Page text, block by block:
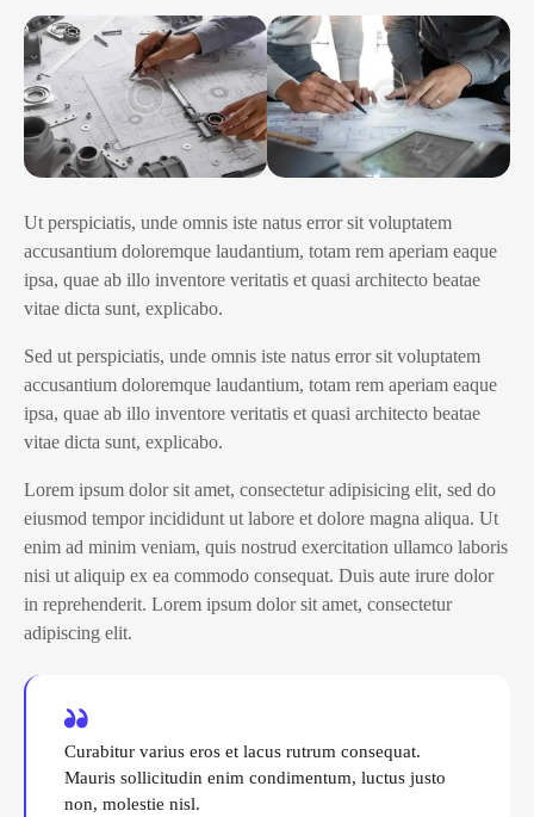
Ut perspiciatis, unde omnis iste natus error sit voluptatem
accusantium doloremque laudantium, totam rem aperiam eaque
ipsa, quae ab illo inventore veritatis et quasi architecto beatae
vitae dicta sunt, explicabo.
Sed ut perspiciatis, unde omnis iste natus error sit voluptatem
accusantium doloremque laudantium, totam rem aperiam eaque
ipsa, quae ab illo inventore veritatis et quasi architecto beatae
vitae dicta sunt, explicabo.
Lorem ipsum dolor sit amet, consectetur adipisicing elit, sed do
eiusmod tempor incididunt ut labore et dolore magna aliqua. Ut
enim ad minim veniam, quis nostrud exercitation ullamco laboris
nisi ut aliquip ex ea commodo consequat. Duis aute irure dolor
in reprehenderit. Lorem ipsum dolor sit amet, consectetur
adipiscing elit.
Curabitur varius eros et lacus rutrum consequat.
Mauris sollicitudin enim condimentum, luctus justo
non, molestie nisl.